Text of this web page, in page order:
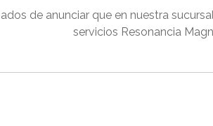
de anunciar que en nuestra
servicios Resonancia